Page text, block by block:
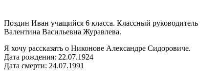
Поздин Иван учащийся 6 класса. Классный руководитель
Валентина Васильевна Журавлева.
Я хочу рассказать о Никонове Александре Сидоровиче.
Дата рождения: 22.07.1924
Дата смерти: 24.07.1991